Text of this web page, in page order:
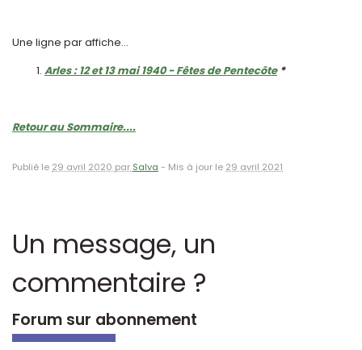
Une ligne par affiche...
Arles : 12 et 13 mai 1940 - Fêtes de Pentecôte*
Retour au Sommaire....
Publié le 29 avril 2020 par Salva - Mis à jour le 29 avril 2021
Un message, un
commentaire ?
Forum sur abonnement